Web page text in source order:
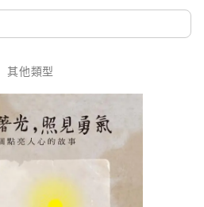
其他類型